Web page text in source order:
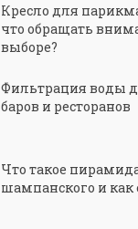
Кресло для
что обращать
выборе?
Фильтрация воды
баров и ресторанов
Что такое
шампанского и как